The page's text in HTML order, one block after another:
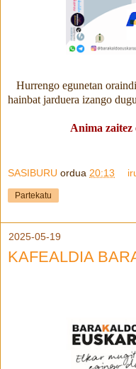
Hurrengo egunetan
hainbat jarduera izango
Anima
SASIBURU ordua 20:13
Partekatu
2025-05-19
KAFEALDIA